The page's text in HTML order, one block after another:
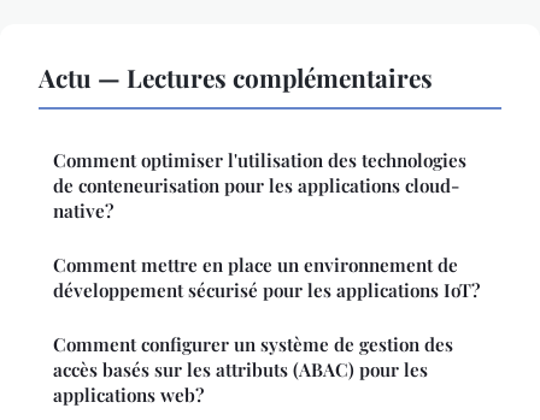
Actu — Lectures complémentaires
Comment optimiser l'utilisation des technologies
de conteneurisation pour les applications cloud-
native?
Comment mettre en place un environnement de
développement sécurisé pour les applications IoT?
Comment configurer un système de gestion des
accès basés sur les attributs (ABAC) pour les
applications web?